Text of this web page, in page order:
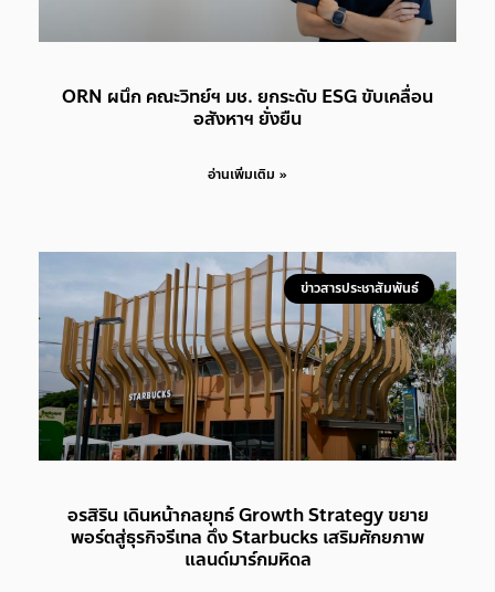
ORN ผนึก คณะวิทย์ฯ มช. ยกระดับ ESG ขับเคลื่อน
อสังหาฯ ยั่งยืน
อ่านเพิ่มเติม »
ข่าวสารประชาสัมพันธ์
อรสิริน เดินหน้ากลยุทธ์ Growth Strategy ขยาย
พอร์ตสู่ธุรกิจรีเทล ดึง Starbucks เสริมศักยภาพ
แลนด์มาร์กมหิดล